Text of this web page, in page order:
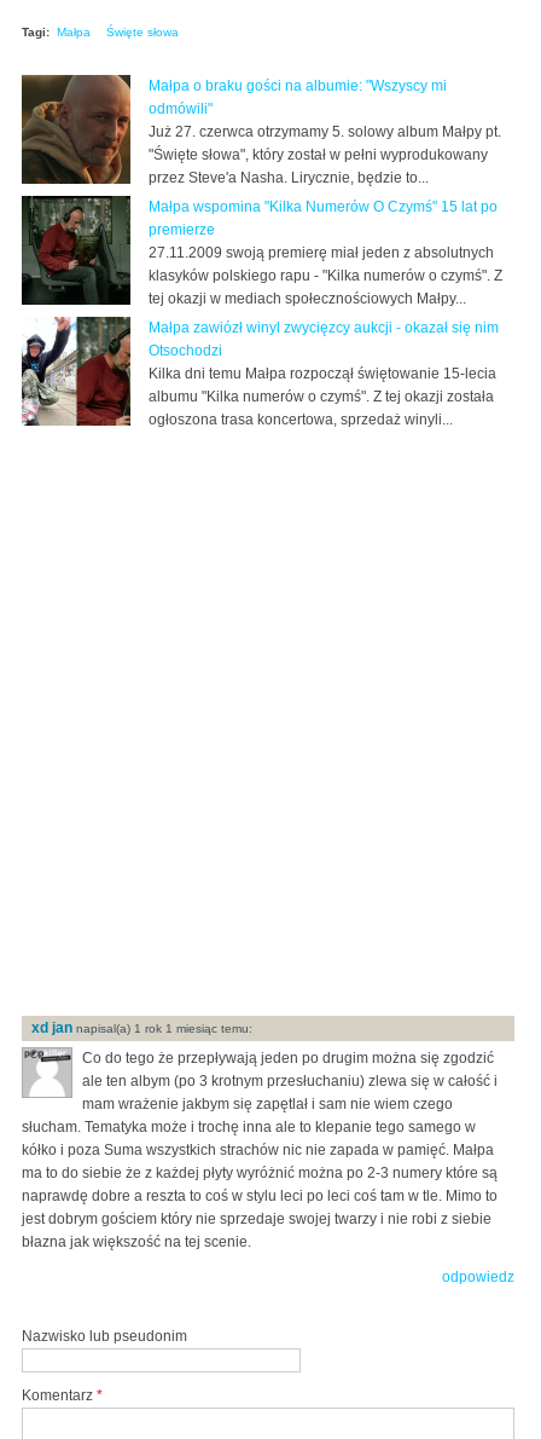
Tagi: Małpa Święte słowa
Małpa o braku gości na albumie: "Wszyscy mi
odmówili"
Już 27. czerwca otrzymamy 5. solowy album Małpy pt.
"Święte słowa", który został w pełni wyprodukowany
przez Steve'a Nasha. Lirycznie, będzie to...
Małpa wspomina "Kilka Numerów O Czymś" 15 lat po
premierze
27.11.2009 swoją premierę miał jeden z absolutnych
klasyków polskiego rapu - "Kilka numerów o czymś". Z
tej okazji w mediach społecznościowych Małpy...
Małpa zawiózł winyl zwycięzcy aukcji - okazał się nim
Otsochodzi
Kilka dni temu Małpa rozpoczął świętowanie 15-lecia
albumu "Kilka numerów o czymś". Z tej okazji została
ogłoszona trasa koncertowa, sprzedaż winyli...
xd jan napisal(a) 1 rok 1 miesiąc temu:
Co do tego że przepływają jeden po drugim można się zgodzić
ale ten albym (po 3 krotnym przesłuchaniu) zlewa się w całość i
mam wrażenie jakbym się zapętlał i sam nie wiem czego
słucham. Tematyka może i trochę inna ale to klepanie tego samego w
kółko i poza Suma wszystkich strachów nic nie zapada w pamięć. Małpa
ma to do siebie że z każdej płyty wyróżnić można po 2-3 numery które są
naprawdę dobre a reszta to coś w stylu leci po leci coś tam w tle. Mimo to
jest dobrym gościem który nie sprzedaje swojej twarzy i nie robi z siebie
błazna jak większość na tej scenie.
odpowiedz
Nazwisko lub pseudonim
Komentarz *